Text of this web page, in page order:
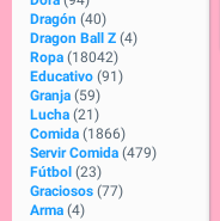
Dragón (40)
Dragon Ball Z (4)
Ropa (18042)
Educativo (91)
Granja (59)
Lucha (21)
Comida (1866)
Servir Comida (479)
Fútbol (23)
Graciosos (77)
Arma (4)